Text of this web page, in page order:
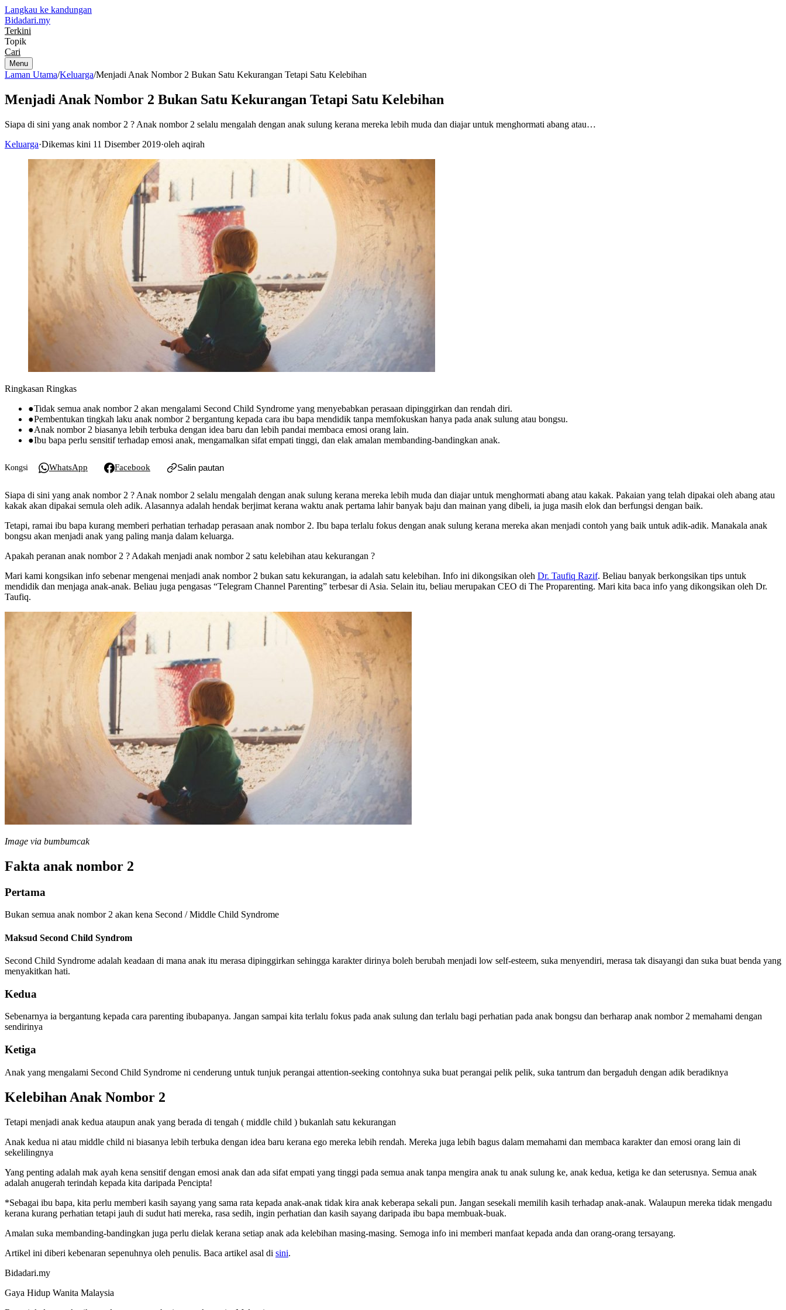
Langkau ke kandungan
Bidadari.my
Terkini
Topik
Cari
Menu
Laman Utama/Keluarga/Menjadi Anak Nombor 2 Bukan Satu Kekurangan Tetapi Satu Kelebihan
Menjadi Anak Nombor 2 Bukan Satu Kekurangan Tetapi Satu Kelebihan
Siapa di sini yang anak nombor 2 ? Anak nombor 2 selalu mengalah dengan anak sulung kerana mereka lebih muda dan diajar untuk menghormati abang atau…
Keluarga·Dikemas kini 11 Disember 2019·oleh aqirah
Ringkasan Ringkas
●Tidak semua anak nombor 2 akan mengalami Second Child Syndrome yang menyebabkan perasaan dipinggirkan dan rendah diri.
●Pembentukan tingkah laku anak nombor 2 bergantung kepada cara ibu bapa mendidik tanpa memfokuskan hanya pada anak sulung atau bongsu.
●Anak nombor 2 biasanya lebih terbuka dengan idea baru dan lebih pandai membaca emosi orang lain.
●Ibu bapa perlu sensitif terhadap emosi anak, mengamalkan sifat empati tinggi, dan elak amalan membanding-bandingkan anak.
Kongsi WhatsApp Facebook Salin pautan
Siapa di sini yang anak nombor 2 ? Anak nombor 2 selalu mengalah dengan anak sulung kerana mereka lebih muda dan diajar untuk menghormati abang atau kakak. Pakaian yang telah dipakai oleh abang atau
kakak akan dipakai semula oleh adik. Alasannya adalah hendak berjimat kerana waktu anak pertama lahir banyak baju dan mainan yang dibeli, ia juga masih elok dan berfungsi dengan baik.
Tetapi, ramai ibu bapa kurang memberi perhatian terhadap perasaan anak nombor 2. Ibu bapa terlalu fokus dengan anak sulung kerana mereka akan menjadi contoh yang baik untuk adik-adik. Manakala anak
bongsu akan menjadi anak yang paling manja dalam keluarga.
Apakah peranan anak nombor 2 ? Adakah menjadi anak nombor 2 satu kelebihan atau kekurangan ?
Mari kami kongsikan info sebenar mengenai menjadi anak nombor 2 bukan satu kekurangan, ia adalah satu kelebihan. Info ini dikongsikan oleh Dr. Taufiq Razif. Beliau banyak berkongsikan tips untuk
mendidik dan menjaga anak-anak. Beliau juga pengasas “Telegram Channel Parenting” terbesar di Asia. Selain itu, beliau merupakan CEO di The Proparenting. Mari kita baca info yang dikongsikan oleh Dr.
Taufiq.
Image via bumbumcak
Fakta anak nombor 2
Pertama
Bukan semua anak nombor 2 akan kena Second / Middle Child Syndrome
Maksud Second Child Syndrom
Second Child Syndrome adalah keadaan di mana anak itu merasa dipinggirkan sehingga karakter dirinya boleh berubah menjadi low self-esteem, suka menyendiri, merasa tak disayangi dan suka buat benda yang
menyakitkan hati.
Kedua
Sebenarnya ia bergantung kepada cara parenting ibubapanya. Jangan sampai kita terlalu fokus pada anak sulung dan terlalu bagi perhatian pada anak bongsu dan berharap anak nombor 2 memahami dengan
sendirinya
Ketiga
Anak yang mengalami Second Child Syndrome ni cenderung untuk tunjuk perangai attention-seeking contohnya suka buat perangai pelik pelik, suka tantrum dan bergaduh dengan adik beradiknya
Kelebihan Anak Nombor 2
Tetapi menjadi anak kedua ataupun anak yang berada di tengah ( middle child ) bukanlah satu kekurangan
Anak kedua ni atau middle child ni biasanya lebih terbuka dengan idea baru kerana ego mereka lebih rendah. Mereka juga lebih bagus dalam memahami dan membaca karakter dan emosi orang lain di
sekelilingnya
Yang penting adalah mak ayah kena sensitif dengan emosi anak dan ada sifat empati yang tinggi pada semua anak tanpa mengira anak tu anak sulung ke, anak kedua, ketiga ke dan seterusnya. Semua anak
adalah anugerah terindah kepada kita daripada Pencipta!
*Sebagai ibu bapa, kita perlu memberi kasih sayang yang sama rata kepada anak-anak tidak kira anak keberapa sekali pun. Jangan sesekali memilih kasih terhadap anak-anak. Walaupun mereka tidak mengadu
kerana kurang perhatian tetapi jauh di sudut hati mereka, rasa sedih, ingin perhatian dan kasih sayang daripada ibu bapa membuak-buak.
Amalan suka membanding-bandingkan juga perlu dielak kerana setiap anak ada kelebihan masing-masing. Semoga info ini memberi manfaat kepada anda dan orang-orang tersayang.
Artikel ini diberi kebenaran sepenuhnya oleh penulis. Baca artikel asal di sini.
Bidadari.my
Gaya Hidup Wanita Malaysia